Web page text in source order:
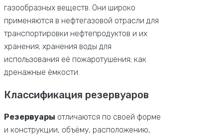
газообразных веществ. Они широко
применяются в нефтегазовой отрасли для
транспортировки нефтепродуктов и их
хранения; хранения воды для
использования её пожаротушения; как
дренажные ёмкости.
Классификация резервуаров
Резервуары отличаются по своей форме
и конструкции, объёму, расположению,